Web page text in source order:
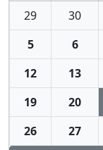
29
30
5
6
12
13
19
20
26
27